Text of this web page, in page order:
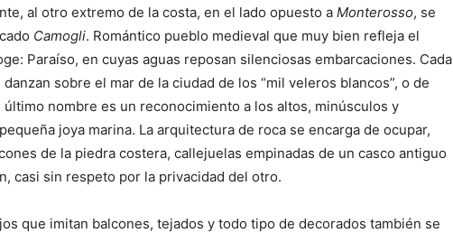
al otro extremo de la costa, en el lado opuesto a Monterosso, se
Camogli. Romántico pueblo medieval que muy bien refleja el
Paraíso, en cuyas aguas reposan silenciosas embarcaciones. Cada
sobre el mar de la ciudad de los “mil veleros blancos”, o de
último nombre es un reconocimiento a los altos, minúsculos y
joya marina. La arquitectura de roca se encarga de ocupar,
de la piedra costera, callejuelas empinadas de un casco antiguo
casi sin respeto por la privacidad del otro.
que imitan balcones, tejados y todo tipo de decorados también se